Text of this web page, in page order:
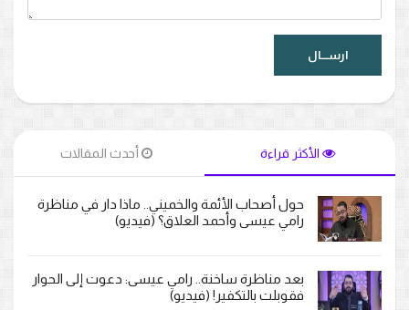
الأكثر قراءة أحدث المقالات
حول أصحاب الأئمة والخميني.. ماذا دار في مناظرة
رامي عيسى وأحمد العلاق؟ (فيديو)
بعد مناظرة ساخنة.. رامي عيسى: دعوت إلى الحوار
فقوبلت بالتكفير! (فيديو)